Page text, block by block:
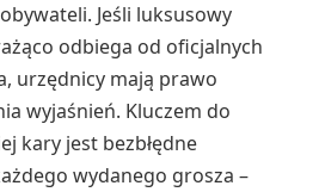
Jeśli luksusowy
odbiega od oficjalnych
urzędnicy mają prawo
wyjaśnień. Kluczem do
kary jest bezbłędne
wydanego grosza –